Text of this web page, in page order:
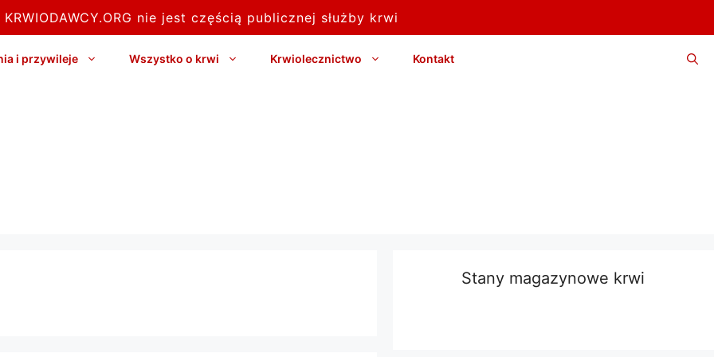
nie jest częścią publicznej służby krwi
i przywileje Wszystko o krwi Krwiolecznictwo Kontakt
Stany magazynowe krwi